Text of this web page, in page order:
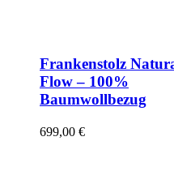
Frankenstolz
Flow – 100%
Baumwollbezug
699,00 €